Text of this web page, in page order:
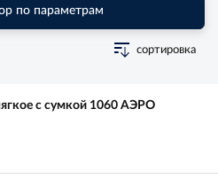
по параметрам
сортировка
с сумкой 1060 АЭРО